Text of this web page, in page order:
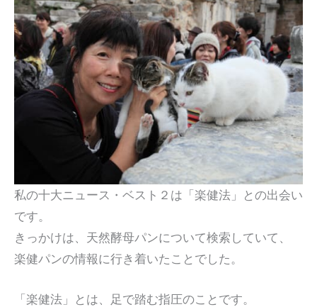
私の十大ニュース・ベスト２は「楽健法」との出会い
です。
きっかけは、天然酵母パンについて検索していて、
楽健パンの情報に行き着いたことでした。
「楽健法」とは、足で踏む指圧のことです。